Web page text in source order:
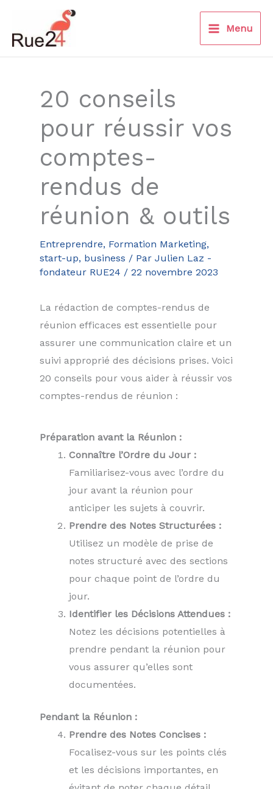
contenu
Menu
20 conseils
pour réussir vos
comptes-
rendus de
réunion & outils
Entreprendre, Formation Marketing,
start-up, business / Par Julien Laz -
fondateur RUE24 / 22 novembre 2023
La rédaction de comptes-rendus de
réunion efficaces est essentielle pour
assurer une communication claire et un
suivi approprié des décisions prises. Voici
20 conseils pour vous aider à réussir vos
comptes-rendus de réunion :
Préparation avant la Réunion :
Connaître l’Ordre du Jour :
Familiarisez-vous avec l’ordre du
jour avant la réunion pour
anticiper les sujets à couvrir.
Prendre des Notes Structurées :
Utilisez un modèle de prise de
notes structuré avec des sections
pour chaque point de l’ordre du
jour.
Identifier les Décisions Attendues :
Notez les décisions potentielles à
prendre pendant la réunion pour
vous assurer qu’elles sont
documentées.
Pendant la Réunion :
Prendre des Notes Concises :
Focalisez-vous sur les points clés
et les décisions importantes, en